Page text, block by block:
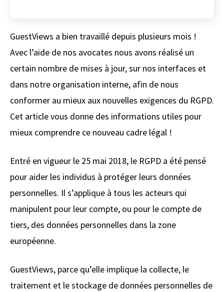
GuestViews a bien travaillé depuis plusieurs mois !
Avec l’aide de nos avocates nous avons réalisé un
certain nombre de mises à jour, sur nos interfaces et
dans notre organisation interne, afin de nous
conformer au mieux aux nouvelles exigences du RGPD.
Cet article vous donne des informations utiles pour
mieux comprendre ce nouveau cadre légal !
Entré en vigueur le 25 mai 2018, le RGPD a été pensé
pour aider les individus à protéger leurs données
personnelles. Il s’applique à tous les acteurs qui
manipulent pour leur compte, ou pour le compte de
tiers, des données personnelles dans la zone
européenne.
GuestViews, parce qu’elle implique la collecte, le
traitement et le stockage de données personnelles de